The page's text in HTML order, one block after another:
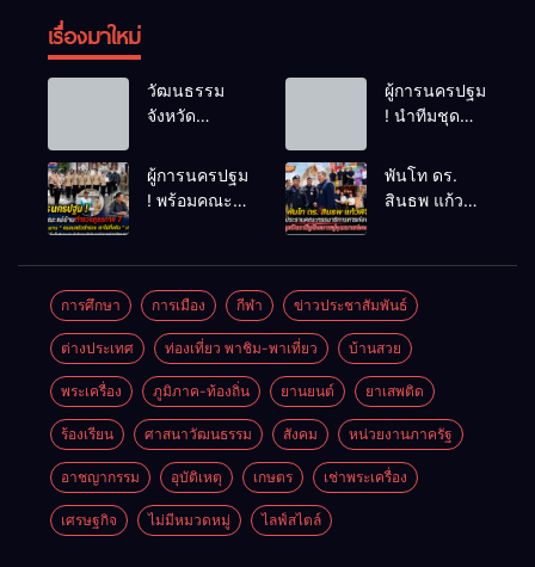
เรื่องมาใหม่
วัฒนธรรม
จังหวัด
สัมภาษณ์
ข้อมูลเกี่ยวกับ
นครปฐม แก่
นักศึกษา
มหาวิทยาลัย
ธรรมศาสตร์
ผู้การนครปฐม
! นำทีมชุด
เวลา 48
ชม.ไล่ล่าโจ๋
ชักมีดแทงคอ
หม่องดับ
ผู้การนครปฐม
! พร้อมคณะ
โครงการ “
ครอบครัว
ตำรวจ เราไม่
ทิ้งกัน ” (ด้าน
เด็กพิเศษ)
การสร้าง
อาชีพเพื่อเด็ก
พิเศษอย่าง
ยั่งยืนของ
สำนักงาน
พันโท ดร.
สินธพ แก้ว
การท่องเที่ยว
นำทีมลุย
ปัตตานี ชู
ศักยภาพสู่จุด
หมายท่อง
เที่ยวสำคัญ
การศึกษา การเมือง กีฬา ข่าวประชาสัมพันธ์
ต่างประเทศ ท่องเที่ยว พาชิม-พาเที่ยว บ้านสวย
พระเครื่อง ภูมิภาค-ท้องถิ่น ยานยนต์ ยาเสพติด
ร้องเรียน ศาสนาวัฒนธรรม สังคม หน่วยงานภาครัฐ
อาชญากรรม อุบัติเหตุ เกษตร เช่าพระเครื่อง
เศรษฐกิจ ไม่มีหมวดหมู่ ไลฟ์สไตล์